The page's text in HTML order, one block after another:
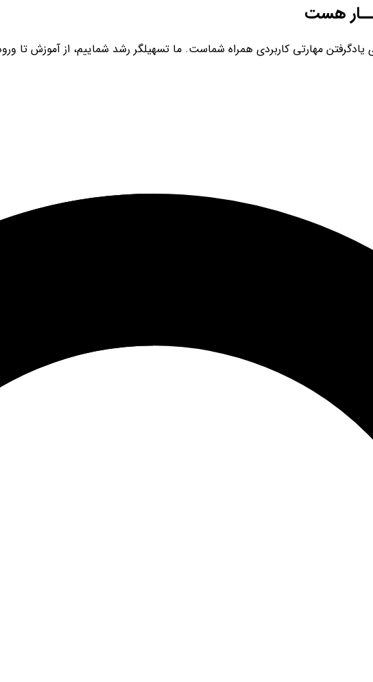
هست
مهارتی کاربردی همراه شماست. ما تسهیلگر رشد شماییم، از آموزش تا ورود